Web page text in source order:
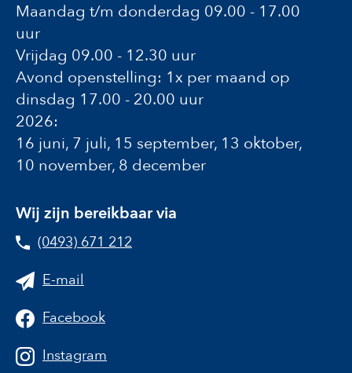
Maandag t/m donderdag 09.00 - 17.00
uur
Vrijdag 09.00 - 12.30 uur
Avond openstelling: 1x per maand op
dinsdag 17.00 - 20.00 uur
2026:
16 juni, 7 juli, 15 september, 13 oktober,
10 november, 8 december
Wij zijn bereikbaar via
(0493) 671 212
E-mail
Facebook
Instagram